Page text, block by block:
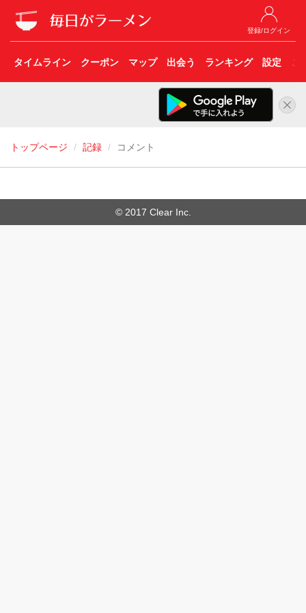
登録/ログイン
タイムライン クーポン マップ 出会う ランキング 設定 こ
トップページ 記録 コメント
© 2017 Clear Inc.